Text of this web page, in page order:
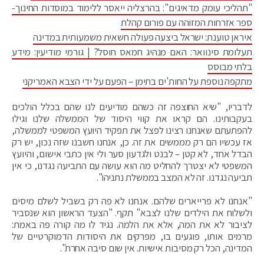
"תהליכי עומק מדאיגים": בהרצליה ייאסר ללימוד במוסדות החינוך-
ספר אזרחות המזוהה עם פורום קהלת
איראן טוענת: ישראל ביצעה פעולה חשאית משמעותית במדינה
תעלומת סינוואר: האם מנהיג חמאס חוסל? | גורמי מודיעין: מידע
בלתי מבוסס
מתקפה נוספת על החות'ים בתימן – הפעם על ידי הצבא האמריקני
לדבריו, "שיא החוצפה זה כשהם מודיעים לנו שהם בכלל הולכים
בעקבותינו. הם קראו את קווי היסוד של הממשלה שלנו וגילו
להפתעתם שאנחנו רצינו לפצל את תפקיד היועץ המשפטי לממשלה,
אז עכשיו הם רק מממשים את זה. כן, אנחנו חשבנו שזה נכון, יש רק
הבדל אחד, לא קטן – לבנט ולגדעון סער ולי אין כתבי אישום, והיועץ
המשפטי לא יצטרך להחליט מה הוא עושה עם התביעה נגדנו, כי אין
תביעה נגדנו. זה לא המצב בממשלת נתניהו".
"אנחנו לא פרייארים שלהם. אנחנו לא פה רק בשביל לשלם מיסים
ולשלוח את הילדים שלנו לצבא" תקף. "הצעד הראשון הוא שנסביר
לציבור לא את המה, אלא את הלמה. נגיד לו מה קורה פה באמת:
מרמים אותו, פוגעים בו, מפרקים את היסודות הדמוקרטיים של
המדינה, הכל רק מסיבות אישיות. אין שום סיבה אחרת".